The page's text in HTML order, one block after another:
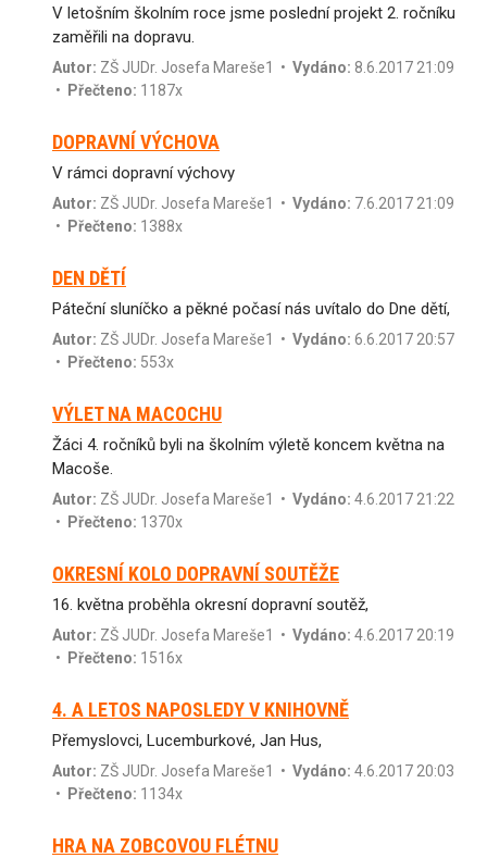
V letošním školním roce jsme poslední projekt 2. ročníku
zaměřili na dopravu.
Autor: ZŠ JUDr. Josefa Mareše1 • Vydáno: 8.6.2017 21:09
•
Přečteno: 1187x
DOPRAVNÍ VÝCHOVA
V rámci dopravní výchovy
Autor: ZŠ JUDr. Josefa Mareše1 • Vydáno: 7.6.2017 21:09
•
Přečteno: 1388x
DEN DĚTÍ
Páteční sluníčko a pěkné počasí nás uvítalo do Dne dětí,
Autor: ZŠ JUDr. Josefa Mareše1 • Vydáno: 6.6.2017 20:57
•
Přečteno: 553x
VÝLET NA MACOCHU
Žáci 4. ročníků byli na školním výletě koncem května na
Macoše.
Autor: ZŠ JUDr. Josefa Mareše1 • Vydáno: 4.6.2017 21:22
•
Přečteno: 1370x
OKRESNÍ KOLO DOPRAVNÍ SOUTĚŽE
16. května proběhla okresní dopravní soutěž,
Autor: ZŠ JUDr. Josefa Mareše1 • Vydáno: 4.6.2017 20:19
•
Přečteno: 1516x
4. A LETOS NAPOSLEDY V KNIHOVNĚ
Přemyslovci, Lucemburkové, Jan Hus,
Autor: ZŠ JUDr. Josefa Mareše1 • Vydáno: 4.6.2017 20:03
•
Přečteno: 1134x
HRA NA ZOBCOVOU FLÉTNU